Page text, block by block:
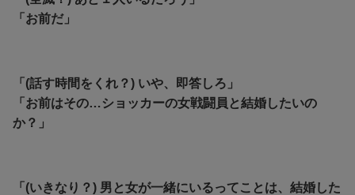
「お前だ」
「(話す時間をくれ？) いや、即答しろ」
「お前はその…ショッカーの女戦闘員と結婚したいの
か？」
「(いきなり？) 男と女が一緒にいるってことは、結婚した